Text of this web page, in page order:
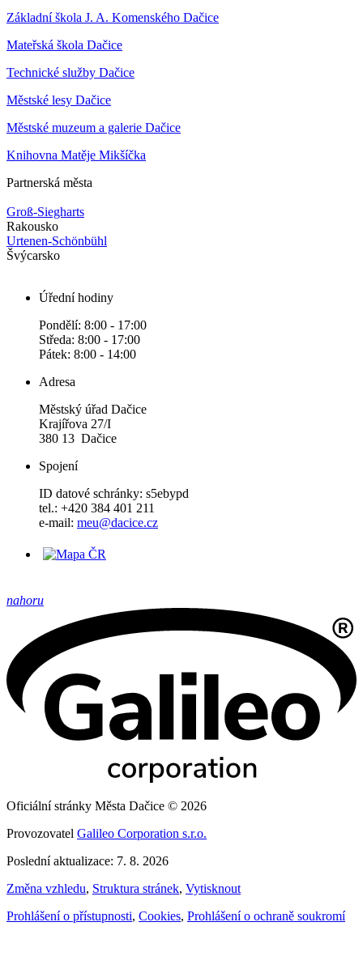
Základní škola J. A. Komenského Dačice
Mateřská škola Dačice
Technické služby Dačice
Městské lesy Dačice
Městské muzeum a galerie Dačice
Knihovna Matěje Mikšíčka
Partnerská města
Groß-Siegharts
Rakousko
Urtenen-Schönbühl
Švýcarsko
Úřední hodiny
Pondělí: 8:00 - 17:00
Středa: 8:00 - 17:00
Pátek: 8:00 - 14:00
Adresa
Městský úřad Dačice
Krajířova 27/I
380 13 Dačice
Spojení
ID datové schránky: s5ebypd
tel.: +420 384 401 211
e-mail: meu@dacice.cz
nahoru
Oficiální stránky Města Dačice © 2026
Provozovatel Galileo Corporation s.r.o.
Poslední aktualizace: 7. 8. 2026
Změna vzhledu, Struktura stránek, Vytisknout
Prohlášení o přístupnosti, Cookies, Prohlášení o ochraně soukromí